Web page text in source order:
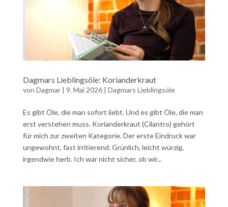
Dagmars Lieblingsöle: Korianderkraut
von Dagmar| 9. Mai 2026| Dagmars Lieblingsöle
Es gibt Öle, die man sofort liebt. Und es gibt Öle, die man
erst verstehen muss. Korianderkraut (Cilantro) gehört
für mich zur zweiten Kategorie. Der erste Eindruck war
ungewohnt, fast irritierend. Grünlich, leicht würzig,
irgendwie herb. Ich war nicht sicher, ob wir...